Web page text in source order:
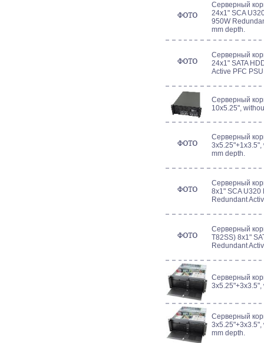
Серверный
24x1" SCA
950W
mm depth.
Серверный
24x1" SATA
Active PFC
Серверный
10x5.25",
Серверный
mm depth.
Серверный
8x1" SCA U320
Redundant
Серверный
T82SS) 8x1"
Redundant
Серверный
3x5.25"+3x3.5",
Серверный
mm depth.